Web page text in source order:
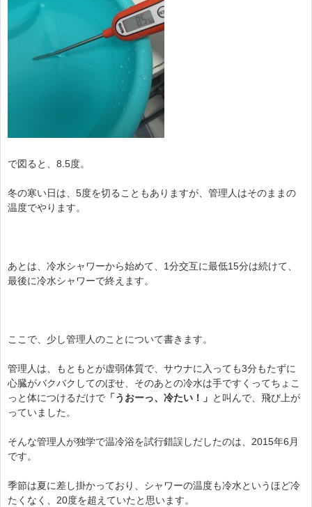
で図ると、8.5度。
冬の寒い日は、5度を切ることもありますが、管理人はそのままの
温度でやります。
あとは、冷水シャワーから始めて、1分交互に最低15分は続けて、
最後に冷水シャワーで終えます。
ここで、少し管理人のことについて書きます。
管理人は、もともとが虚弱体質で、サウナに入っても3分もたずに
心臓がバクバクしてのぼせ、そのあとの冷水は手ですくってちょこ
っと体につけるだけで 「うおーっ、冷たい ！」 と叫んで、飛び上が
っていました。
そんな管理人が独学で温冷浴を試行錯誤しだしたのは、2015年6月
です。
季節は夏に差し掛かっており、シャワーの温度も冷水というほど冷
たくなく、20度を超えていたと思います。